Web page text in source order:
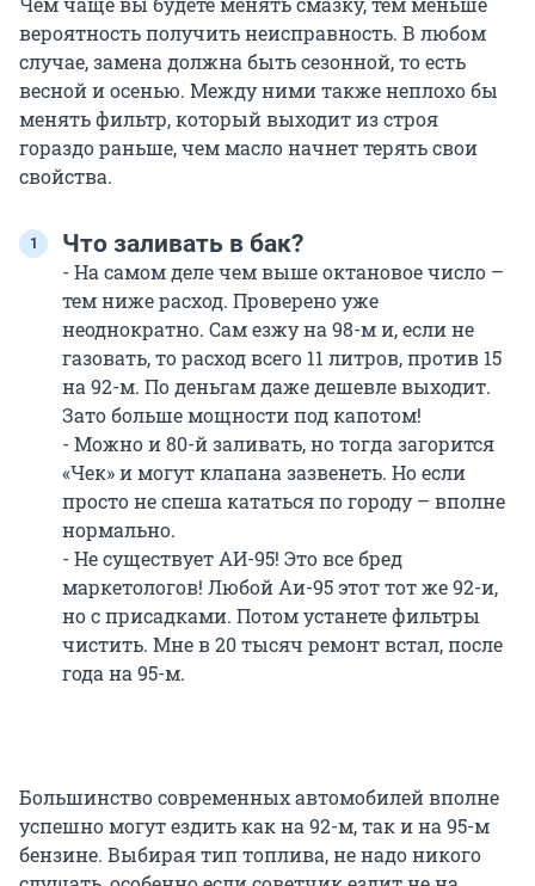
вероятность получить неисправность. В любом
случае, замена должна быть сезонной, то есть
весной и осенью. Между ними также неплохо бы
менять фильтр, который выходит из строя
гораздо раньше, чем масло начнет терять свои
свойства.
Что заливать в бак?
- На самом деле чем выше октановое число –
тем ниже расход. Проверено уже
неоднократно. Сам езжу на 98-м и, если не
газовать, то расход всего 11 литров, против 15
на 92-м. По деньгам даже дешевле выходит.
Зато больше мощности под капотом!
- Можно и 80-й заливать, но тогда загорится
«Чек» и могут клапана зазвенеть. Но если
просто не спеша кататься по городу – вполне
нормально.
- Не существует АИ-95! Это все бред
маркетологов! Любой Аи-95 этот тот же 92-и,
но с присадками. Потом устанете фильтры
чистить. Мне в 20 тысяч ремонт встал, после
года на 95-м.
Большинство современных автомобилей вполне
успешно могут ездить как на 92-м, так и на 95-м
бензине. Выбирая тип топлива, не надо никого